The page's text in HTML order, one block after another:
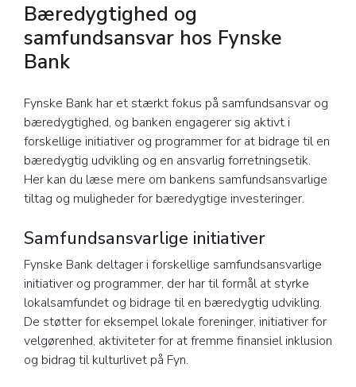
Bæredygtighed og
samfundsansvar hos Fynske
Bank
Fynske Bank har et stærkt fokus på samfundsansvar og
bæredygtighed, og banken engagerer sig aktivt i
forskellige initiativer og programmer for at bidrage til en
bæredygtig udvikling og en ansvarlig forretningsetik.
Her kan du læse mere om bankens samfundsansvarlige
tiltag og muligheder for bæredygtige investeringer.
Samfundsansvarlige initiativer
Fynske Bank deltager i forskellige samfundsansvarlige
initiativer og programmer, der har til formål at styrke
lokalsamfundet og bidrage til en bæredygtig udvikling.
De støtter for eksempel lokale foreninger, initiativer for
velgørenhed, aktiviteter for at fremme finansiel inklusion
og bidrag til kulturlivet på Fyn.